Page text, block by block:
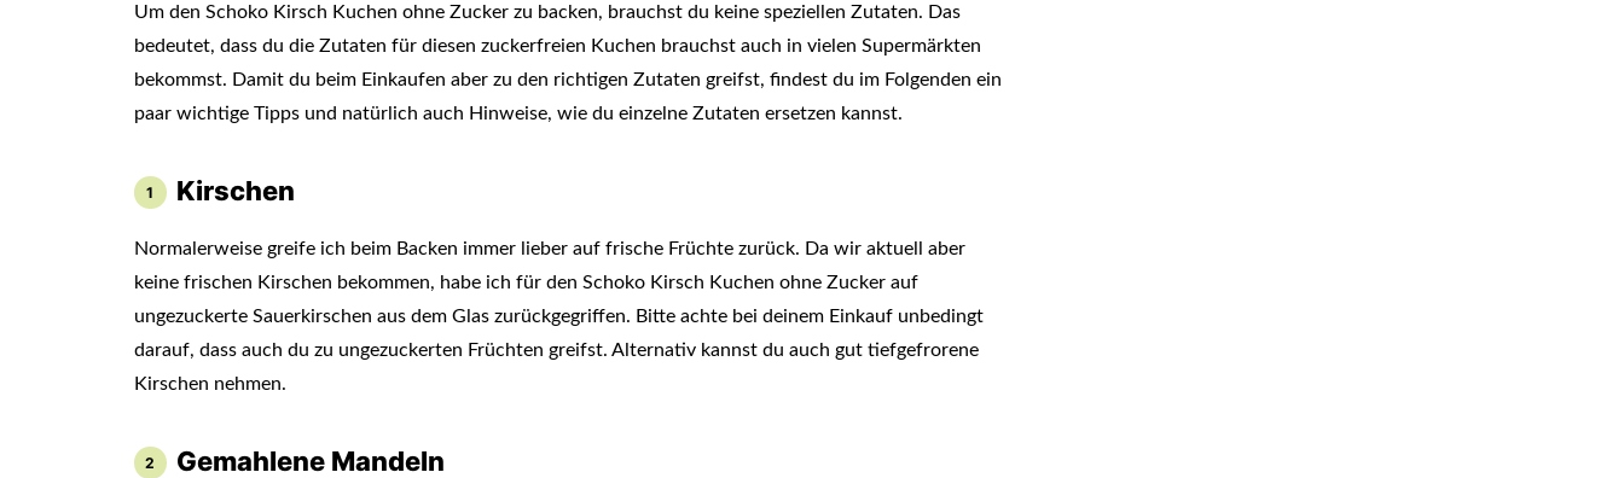
Um den Schoko Kirsch Kuchen ohne Zucker zu backen, brauchst du keine speziellen Zutaten. Das
bedeutet, dass du die Zutaten für diesen zuckerfreien Kuchen brauchst auch in vielen Supermärkten
bekommst. Damit du beim Einkaufen aber zu den richtigen Zutaten greifst, findest du im Folgenden ein
paar wichtige Tipps und natürlich auch Hinweise, wie du einzelne Zutaten ersetzen kannst.
Kirschen
Normalerweise greife ich beim Backen immer lieber auf frische Früchte zurück. Da wir aktuell aber
keine frischen Kirschen bekommen, habe ich für den Schoko Kirsch Kuchen ohne Zucker auf
ungezuckerte Sauerkirschen aus dem Glas zurückgegriffen. Bitte achte bei deinem Einkauf unbedingt
darauf, dass auch du zu ungezuckerten Früchten greifst. Alternativ kannst du auch gut tiefgefrorene
Kirschen nehmen.
Gemahlene Mandeln